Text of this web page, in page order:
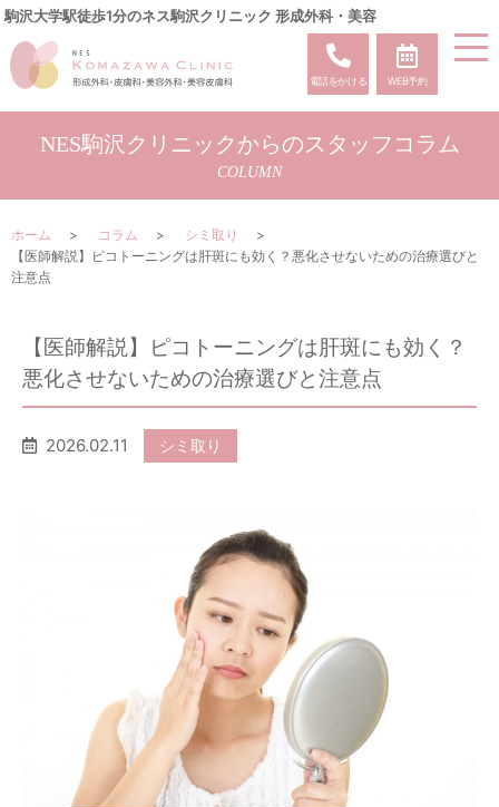
駒沢大学駅徒歩1分のネス駒沢クリニック 形成外科・美容
電話をかける WEB予約
NES駒沢クリニックからのスタッフコラム
COLUMN
ホーム コラム
シミ取り
【医師解説】ピコトーニングは肝斑にも効く？悪化させないための治療選びと
注意点
【医師解説】ピコトーニングは肝斑にも効く？
悪化させないための治療選びと注意点
2026.02.11 シミ取り